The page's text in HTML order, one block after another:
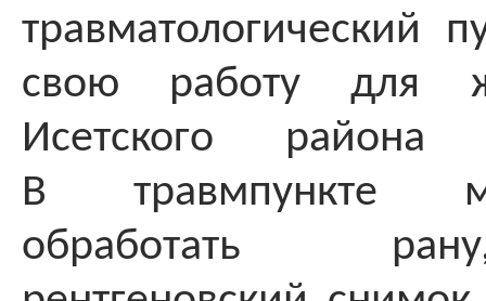
травматологический
свою работу для
Исетского района
В травмпункте
обработать